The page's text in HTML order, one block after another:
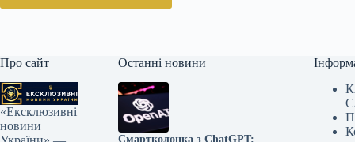
Про сайт
«Ексклюзивні
новини
Останні новини
Смартколонка з ChatGPT: